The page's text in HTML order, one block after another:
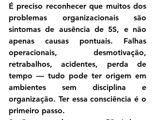
É preciso reconhecer que muitos dos
problemas organizacionais são
sintomas de ausência de 5S, e não
apenas causas pontuais. Falhas
operacionais, desmotivação,
retrabalhos, acidentes, perda de
tempo — tudo pode ter origem em
ambientes sem disciplina e
organização. Ter essa consciência é o
primeiro passo.